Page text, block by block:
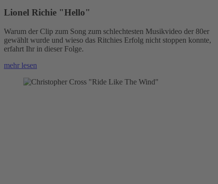
Lionel Richie "Hello"
Warum der Clip zum Song zum schlechtesten Musikvideo der 80er
gewählt wurde und wieso das Ritchies Erfolg nicht stoppen konnte,
erfahrt Ihr in dieser Folge.
mehr lesen